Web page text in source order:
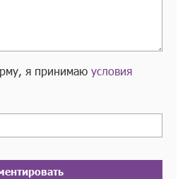
я принимаюусловия